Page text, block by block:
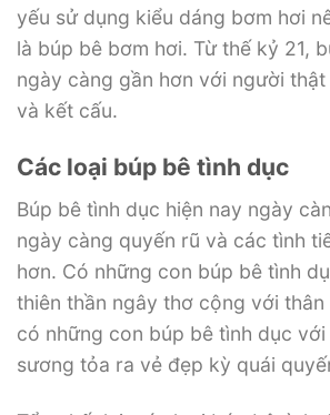
yếu sử dụng kiểu dáng bơm hơi
là búp bê bơm hơi. Từ thế kỷ 21,
ngày càng gần hơn với người
và kết cấu.
Các loại búp bê tình dục
Búp bê tình dục hiện nay ngày
ngày càng quyến rũ và các tình
hơn. Có những con búp bê tình
thiên thần ngây thơ cộng với thân
có những con búp bê tình dục với
sương tỏa ra vẻ đẹp kỳ quái